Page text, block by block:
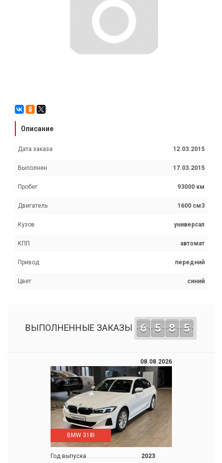
Описание
Дата заказа 12.03.2015
Выполнен 17.03.2015
Пробег 93000 км
Двигатель 1600 см3
Кузов универсал
КПП автомат
Привод передний
Цвет синий
ВЫПОЛНЕННЫЕ ЗАКАЗЫ 6 5 8 5
08.08.2026
BMW 318I
Год выпуска
2023